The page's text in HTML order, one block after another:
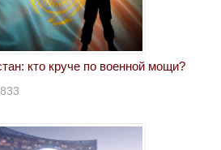
кто круче по военной мощи?